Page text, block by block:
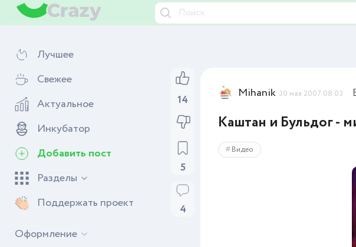
Лучшее
Свежее
Актуальное
Инкубатор
Добавить пост
Разделы
Поддержать проект
Оформление
14
5
4
Mihanik 30 мая 2007 08:03
Каштан и Бульдог -
Видео